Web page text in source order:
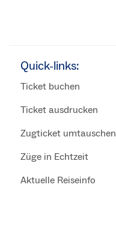
Quick-links:
Ticket buchen
Ticket ausdrucken
Zugticket umtauschen
Züge in Echtzeit
Aktuelle Reiseinfo